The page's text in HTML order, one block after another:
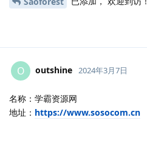
O outshine 2024年3月7日
名称：学霸资源网
地址： https://www.sosocom.cn